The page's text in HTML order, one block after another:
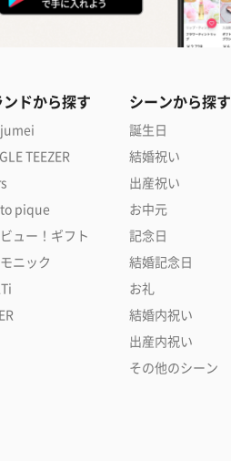
ドから探す
TEEZER
pique
ュー！ギフト
ニック
シーンから探す
誕生日
結婚祝い
出産祝い
お中元
記念日
結婚記念日
お礼
結婚内祝い
出産内祝い
その他のシーン